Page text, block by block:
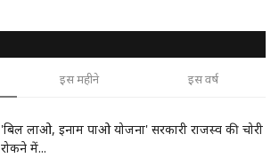
इस महीने इस वर्ष
'बिल लाओ, इनाम पाओ योजना' सरकारी राजस्व की चोरी
रोकने में...